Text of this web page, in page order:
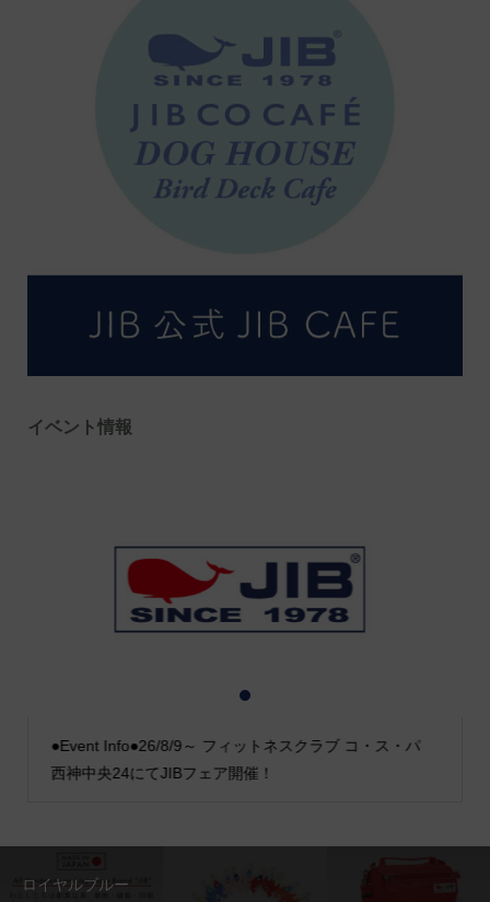
イベント情報
●Event Info●26/8/9～ フィットネスクラブ コ・ス・パ
西神中央24にてJIBフェア開催！
2
ロイヤルブルー